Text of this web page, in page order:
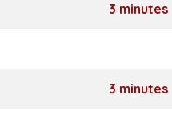
3 minutes
3 minutes